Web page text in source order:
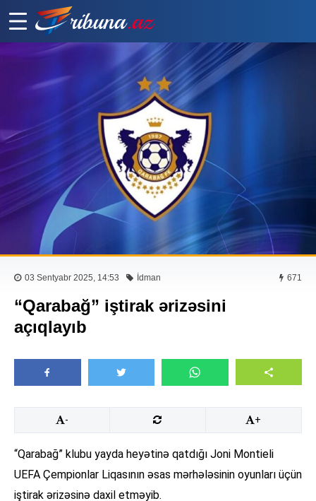
03 Sentyabr 2025, 14:53 İdman 671
“Qarabağ” iştirak ərizəsini
açıqlayıb
- +
“Qarabağ” klubu yayda heyətinə qatdığı Joni Montieli
UEFA Çempionlar Liqasının əsas mərhələsinin oyunları üçün
iştirak ərizəsinə daxil etməyib.